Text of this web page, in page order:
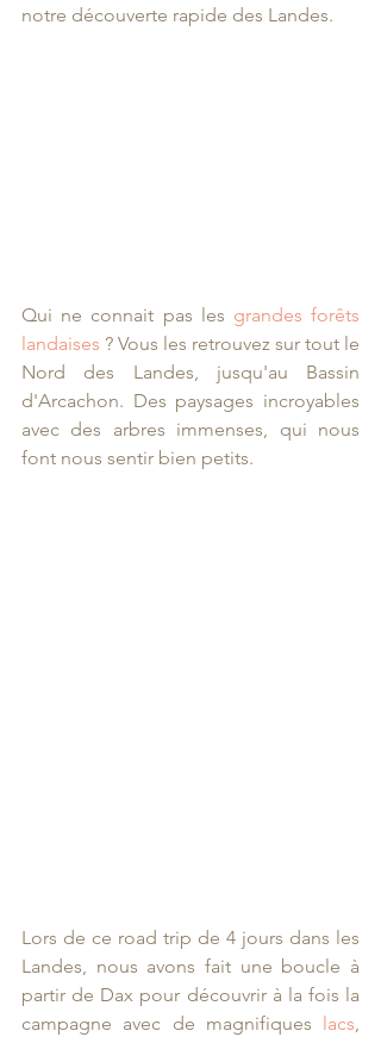
notre découverte rapide des Landes.
Qui ne connait pas les grandes forêts
landaises ? Vous les retrouvez sur tout le
Nord des Landes, jusqu'au Bassin
d'Arcachon. Des paysages incroyables
avec des arbres immenses, qui nous
font nous sentir bien petits.
Lors de ce road trip de 4 jours dans les
Landes, nous avons fait une boucle à
partir de Dax pour découvrir à la fois la
campagne avec de magnifiques lacs,